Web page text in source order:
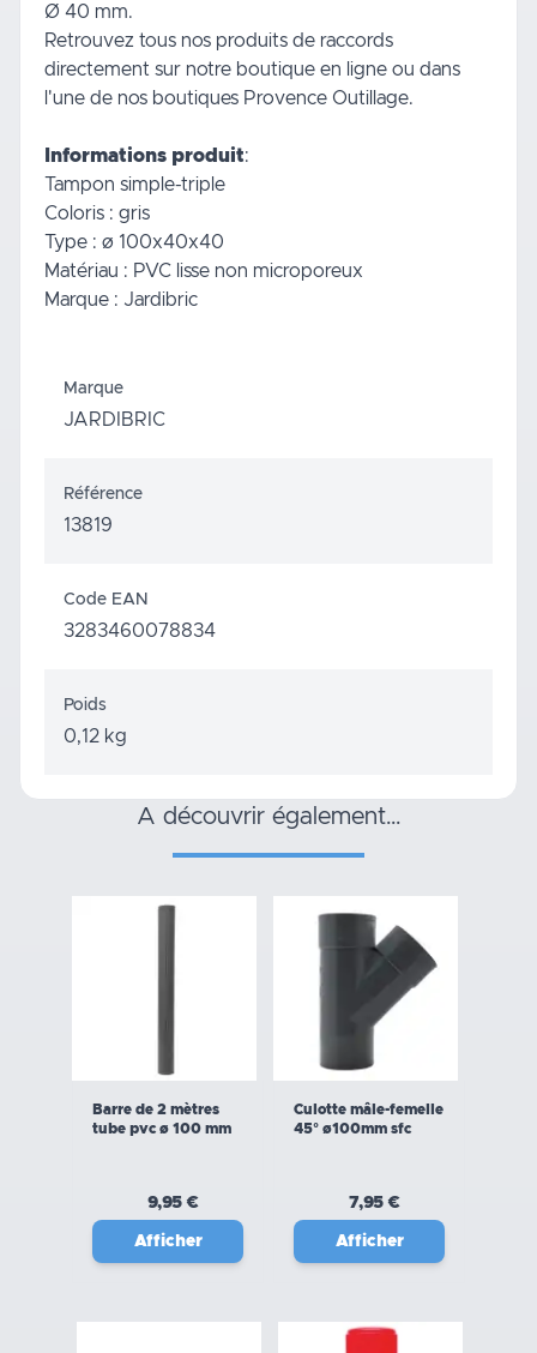
Ø 40 mm.
Retrouvez tous nos produits de raccords
directement sur notre boutique en ligne ou dans
l'une de nos boutiques Provence Outillage.
Informations produit:
Tampon simple-triple
Coloris : gris
Type : ø 100x40x40
Matériau : PVC lisse non microporeux
Marque : Jardibric
Marque
JARDIBRIC
Référence
13819
Code EAN
3283460078834
Poids
0,12 kg
a découvrir également…
Barre de 2 mètres
tube pvc ø 100 mm
9,95 €
Afficher
Culotte mâle-femelle
45° ø100mm sfc
7,95 €
Afficher